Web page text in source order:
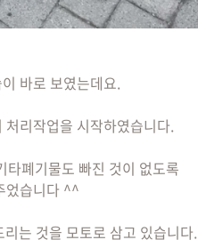
바로 보였는데요.
리작업을 시작하였습니다.
폐기물도 빠진 것이 없도록
었습니다 ^^
는 것을 모토로 삼고 있습니다.